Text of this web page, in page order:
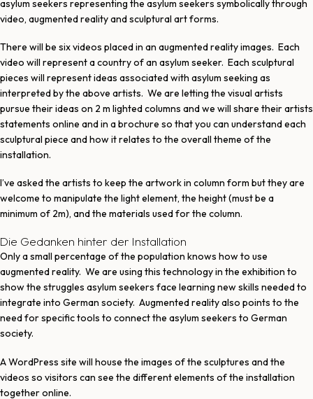
asylum seekers representing the asylum seekers symbolically through
video, augmented reality and sculptural art forms.
There will be six videos placed in an augmented reality images. Each
video will represent a country of an asylum seeker. Each sculptural
pieces will represent ideas associated with asylum seeking as
interpreted by the above artists. We are letting the visual artists
pursue their ideas on 2 m lighted columns and we will share their artists
statements online and in a brochure so that you can understand each
sculptural piece and how it relates to the overall theme of the
installation.
I’ve asked the artists to keep the artwork in column form but they are
welcome to manipulate the light element, the height (must be a
minimum of 2m), and the materials used for the column.
Die Gedanken hinter der Installation
Only a small percentage of the population knows how to use
augmented reality. We are using this technology in the exhibition to
show the struggles asylum seekers face learning new skills needed to
integrate into German society. Augmented reality also points to the
need for specific tools to connect the asylum seekers to German
society.
A WordPress site will house the images of the sculptures and the
videos so visitors can see the different elements of the installation
together online.